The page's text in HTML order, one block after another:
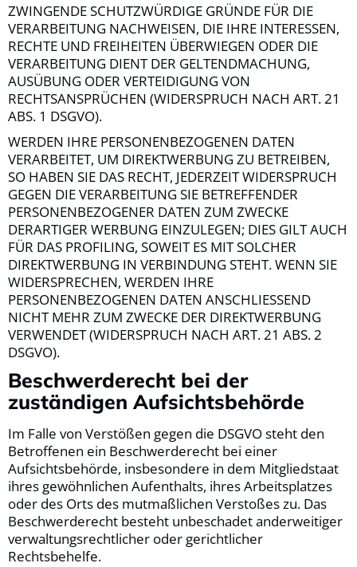
ZWINGENDE SCHUTZWÜRDIGE GRÜNDE FÜR DIE
VERARBEITUNG NACHWEISEN, DIE IHRE INTERESSEN,
RECHTE UND FREIHEITEN ÜBERWIEGEN ODER DIE
VERARBEITUNG DIENT DER GELTENDMACHUNG,
AUSÜBUNG ODER VERTEIDIGUNG VON
RECHTSANSPRÜCHEN (WIDERSPRUCH NACH ART. 21
ABS. 1 DSGVO).
WERDEN IHRE PERSONENBEZOGENEN DATEN
VERARBEITET, UM DIREKTWERBUNG ZU BETREIBEN,
SO HABEN SIE DAS RECHT, JEDERZEIT WIDERSPRUCH
GEGEN DIE VERARBEITUNG SIE BETREFFENDER
PERSONENBEZOGENER DATEN ZUM ZWECKE
DERARTIGER WERBUNG EINZULEGEN; DIES GILT AUCH
FÜR DAS PROFILING, SOWEIT ES MIT SOLCHER
DIREKTWERBUNG IN VERBINDUNG STEHT. WENN SIE
WIDERSPRECHEN, WERDEN IHRE
PERSONENBEZOGENEN DATEN ANSCHLIESSEND
NICHT MEHR ZUM ZWECKE DER DIREKTWERBUNG
VERWENDET (WIDERSPRUCH NACH ART. 21 ABS. 2
DSGVO).
Beschwerde­recht bei der
zuständigen Aufsichts­behörde
Im Falle von Verstößen gegen die DSGVO steht den
Betroffenen ein Beschwerderecht bei einer
Aufsichtsbehörde, insbesondere in dem Mitgliedstaat
ihres gewöhnlichen Aufenthalts, ihres Arbeitsplatzes
oder des Orts des mutmaßlichen Verstoßes zu. Das
Beschwerderecht besteht unbeschadet anderweitiger
verwaltungsrechtlicher oder gerichtlicher
Rechtsbehelfe.